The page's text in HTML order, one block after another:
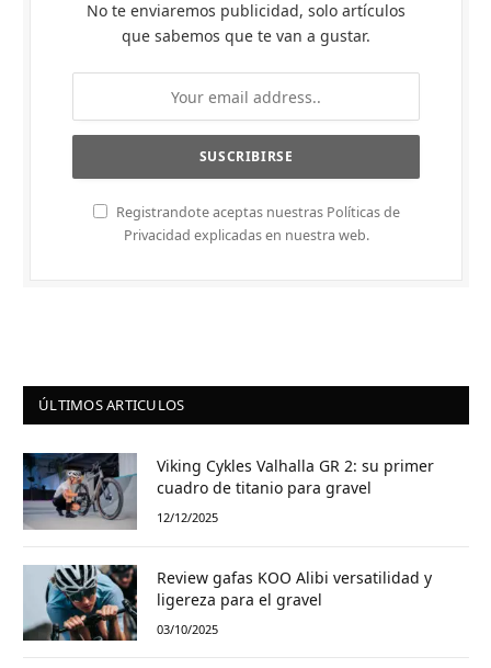
No te enviaremos publicidad, solo artículos
que sabemos que te van a gustar.
Registrandote aceptas nuestras Políticas de
Privacidad explicadas en nuestra web.
ÚLTIMOS ARTICULOS
Viking Cykles Valhalla GR 2: su primer
cuadro de titanio para gravel
12/12/2025
Review gafas KOO Alibi versatilidad y
ligereza para el gravel
03/10/2025